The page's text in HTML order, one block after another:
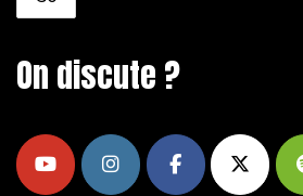
On discute ?